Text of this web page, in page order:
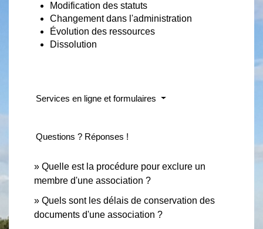
Modification des statuts
Changement dans l'administration
Évolution des ressources
Dissolution
Services en ligne et formulaires
Questions ? Réponses !
Quelle est la procédure pour exclure un
membre d'une association ?
Quels sont les délais de conservation des
documents d'une association ?